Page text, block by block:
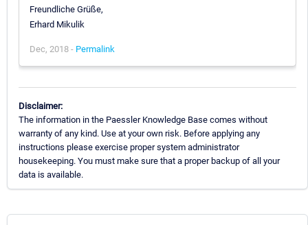
Freundliche Grüße,
Erhard Mikulik
Dec, 2018 - Permalink
Disclaimer:
The information in the Paessler Knowledge Base comes without
warranty of any kind. Use at your own risk. Before applying any
instructions please exercise proper system administrator
housekeeping. You must make sure that a proper backup of all your
data is available.